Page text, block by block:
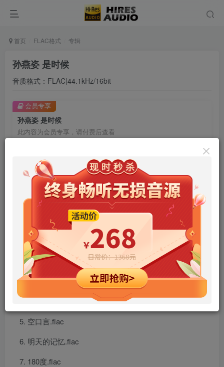
首页 FLAC格式 专辑
孙燕姿 是时候
音质格式：FLAC|44.1kHz/16bit
孙燕姿 是时候
此内容为会员专享，请付费后查看
9.9 99
年卡会员 免费 永久会员
立即购买
您当前未登录！建议登陆后购买，可保存购买订单
会员专享
世说心语.flac
追.flac
当冬夜渐暖.flac
时光小偷.flac
空口言.flac
明天的记忆.flac
180度.flac